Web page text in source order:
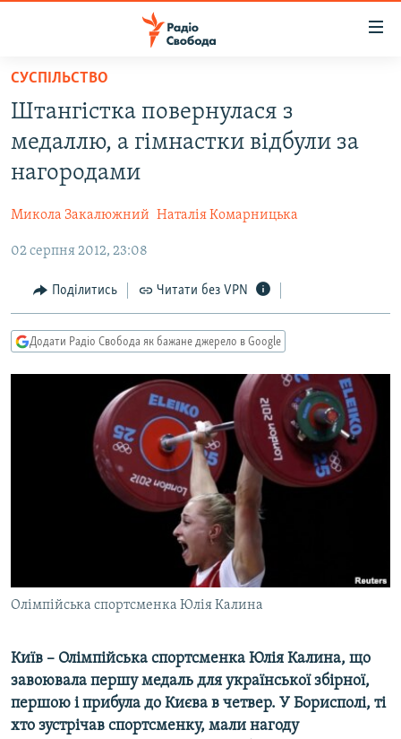
Перейти
основного
матеріалу
до
основної
Перейти
пошуку
СУСПІЛЬСТВО
КУЛЬТУРА
УКРАЇНА
РОСІЙСЬКА «ФІЛЬТРАЦІЯ»
ДОНБАС.РЕАЛІЇ
КРИМ.РЕАЛІЇ
СХЕМИ
КИТАЙ.ВИКЛИКИ
МУЛЬТИМЕДІА
СПЕЦПРОЄКТИ
РУС
КТАТ
ДОЛУЧАЙСЯ!
СУСПІЛЬСТВО
Штангістка повернулася з
медаллю, а гімнастки відбули за
нагородами
Микола Закалюжний Наталія Комарницька
02 серпня 2012, 23:08
Поділитись Читати без VPN
Додати Радіо Свобода як бажане джерело в Google
Олімпійська спортсменка Юлія Калина
Київ – Олімпійська спортсменка Юлія Калина, що
завоювала першу медаль для української збірної,
першою і прибула до Києва в четвер. У Борисполі, ті
хто зустрічав спортсменку, мали нагоду